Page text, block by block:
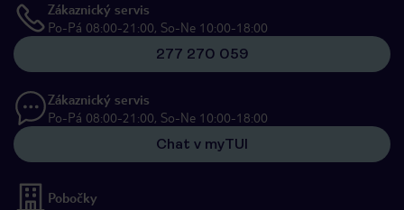
Zákaznický servis
Po-Pá 08:00-21:00, So-Ne 10:00-18:00
277 270 059
Zákaznický servis
Po-Pá 08:00-21:00, So-Ne 10:00-18:00
Chat v myTUI
Pobočky